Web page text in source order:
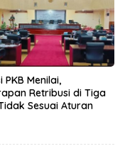
PKB Menilai,
Retribusi di Tiga
Sesuai Aturan